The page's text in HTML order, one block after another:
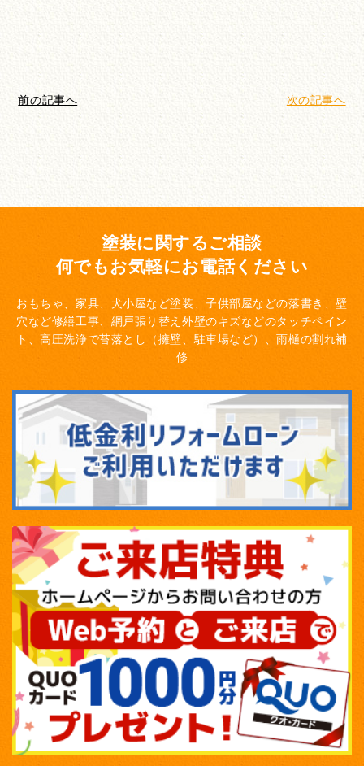
前の記事へ 次の記事へ
塗装に関するご相談
何でもお気軽にお電話ください
おもちゃ、家具、犬小屋など塗装、子供部屋などの落書き、壁
穴など修繕工事、網戸張り替え 外壁のキズなどのタッチペイン
ト、高圧洗浄で苔落とし（擁壁、駐車場など）、雨樋の割れ補
修